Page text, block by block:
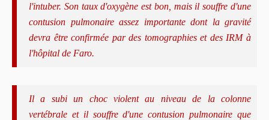
l'intuber. Son taux d'oxygène est bon, mais il souffre d'une
contusion pulmonaire assez importante dont la gravité
devra être confirmée par des tomographies et des IRM à
l'hôpital de Faro.
Il a subi un choc violent au niveau de la colonne
vertébrale et il souffre d'une contusion pulmonaire que